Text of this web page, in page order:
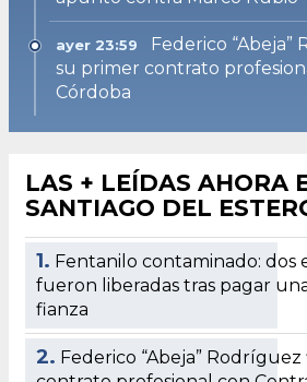
ayer 23:59
Federico
su primer contrato
Córdoba
LAS + LEÍDAS AHORA
SANTIAGO DEL
1. Fentanilo contaminado: dos
fueron liberadas tras pagar
fianza
2. Federico “Abeja”